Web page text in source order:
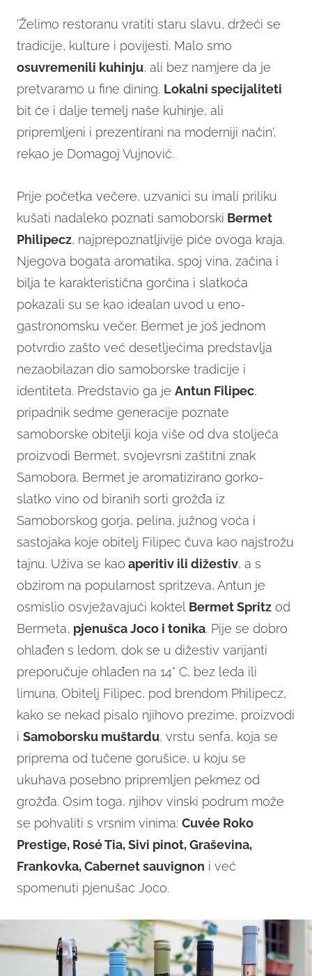
'Želimo restoranu vratiti staru slavu, držeći se
tradicije, kulture i povijesti. Malo smo
osuvremenili kuhinju, ali bez namjere da je
pretvaramo u fine dining. Lokalni specijaliteti
bit će i dalje temelj naše kuhinje, ali
pripremljeni i prezentirani na moderniji način',
rekao je Domagoj Vujnović.
Prije početka večere, uzvanici su imali priliku
kušati nadaleko poznati samoborski Bermet
Philipecz, najprepoznatljivije piće ovoga kraja.
Njegova bogata aromatika, spoj vina, začina i
bilja te karakteristična gorčina i slatkoća
pokazali su se kao idealan uvod u eno-
gastronomsku večer. Bermet je još jednom
potvrdio zašto već desetljećima predstavlja
nezaobilazan dio samoborske tradicije i
identiteta. Predstavio ga je Antun Filipec,
pripadnik sedme generacije poznate
samoborske obitelji koja više od dva stoljeća
proizvodi Bermet, svojevrsni zaštitni znak
Samobora. Bermet je aromatizirano gorko-
slatko vino od biranih sorti grožđa iz
Samoborskog gorja, pelina, južnog voća i
sastojaka koje obitelj Filipec čuva kao najstrožu
tajnu. Uživa se kao aperitiv ili dižestiv, a s
obzirom na popularnost spritzeva, Antun je
osmislio osvježavajući koktel Bermet Spritz od
Bermeta, pjenušca Joco i tonika. Pije se dobro
ohlađen s ledom, dok se u dižestiv varijanti
preporučuje ohlađen na 14° C, bez leda ili
limuna. Obitelj Filipec, pod brendom Philipecz,
kako se nekad pisalo njihovo prezime, proizvodi
i Samoborsku muštardu, vrstu senfa, koja se
priprema od tučene gorušice, u koju se
ukuhava posebno pripremljen pekmez od
grožđa. Osim toga, njihov vinski podrum može
se pohvaliti s vrsnim vinima: Cuvée Roko
Prestige, Rosé Tia, Sivi pinot, Graševina,
Frankovka, Cabernet sauvignon i već
spomenuti pjenušac Joco.